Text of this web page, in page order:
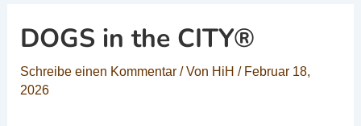
DOGS in the CITY®
Schreibe einen Kommentar / Von HiH / Februar 18,
2026